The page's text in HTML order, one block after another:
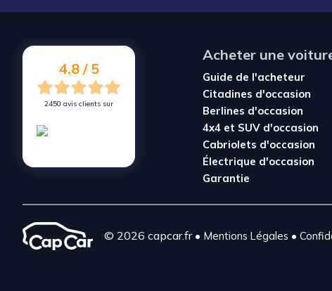
4.8 / 5
2450 avis clients sur
Acheter une
Guide de l'acheteur
Citadines d'occasion
Berlines d'occasion
4x4 et SUV d'occasion
Cabriolets d'occasion
Électrique d'occasion
Garantie
© 2026 capcar.fr• Mentions Légales •